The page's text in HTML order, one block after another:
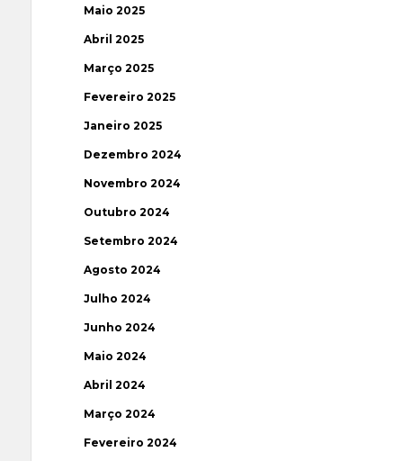
Maio 2025
Abril 2025
Março 2025
Fevereiro 2025
Janeiro 2025
Dezembro 2024
Novembro 2024
Outubro 2024
Setembro 2024
Agosto 2024
Julho 2024
Junho 2024
Maio 2024
Abril 2024
Março 2024
Fevereiro 2024